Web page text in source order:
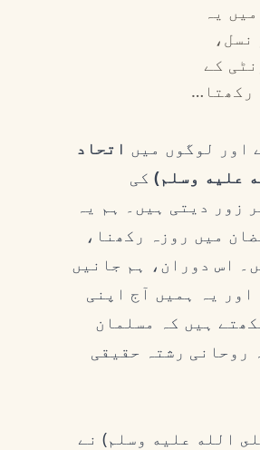
یہ
کے
رکھتا…
اور لوگوں میں اتحاد
عليه وسلم) کی
زور دیتی ہیں۔ ہم یہ
میں روزہ رکھنا،
اس دوران، ہم جانیں
اور یہ ہمیں آج اپنی
ہیں کہ مسلمان
روحانی رشتہ حقیقی
الله عليه وسلم) نے